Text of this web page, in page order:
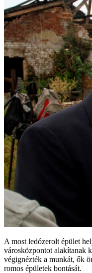
A most ledózerolt épület
városközpontot alakítanak
végignézték a munkát, ők
romos épületek bontását.